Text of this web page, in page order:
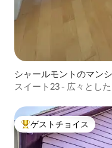
シャールモントのマン
スイート23 - 広々とし
大好評のゲストチョイ
ゲストチョイス